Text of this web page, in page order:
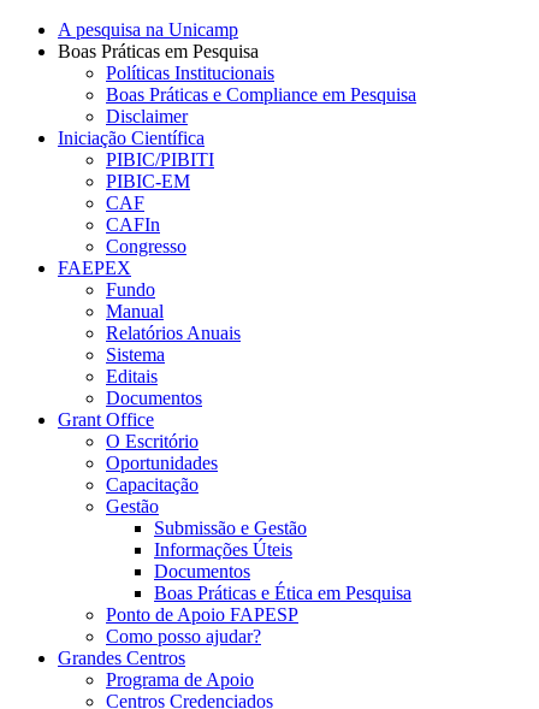
A pesquisa na Unicamp
Boas Práticas em Pesquisa
Políticas Institucionais
Boas Práticas e Compliance em Pesquisa
Disclaimer
Iniciação Científica
PIBIC/PIBITI
PIBIC-EM
CAF
CAFIn
Congresso
FAEPEX
Fundo
Manual
Relatórios Anuais
Sistema
Editais
Documentos
Grant Office
O Escritório
Oportunidades
Capacitação
Gestão
Submissão e Gestão
Informações Úteis
Documentos
Boas Práticas e Ética em Pesquisa
Ponto de Apoio FAPESP
Como posso ajudar?
Grandes Centros
Programa de Apoio
Centros Credenciados